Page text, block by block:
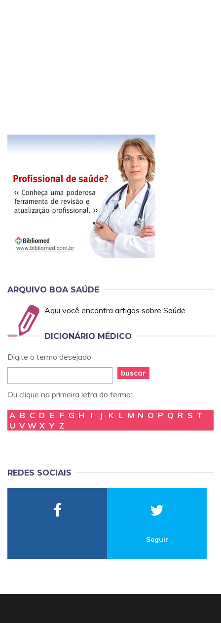
ARQUIVO BOA SAÚDE
Aqui você encontra artigos sobre Saúde
DICIONÁRIO MÉDICO
Digite o termo desejado
buscar
Ou clique na primeira letra do termo:
A B C D E F G H I J K L M N O P Q R S T
U V W X Y Z
REDES SOCIAIS
Seguir